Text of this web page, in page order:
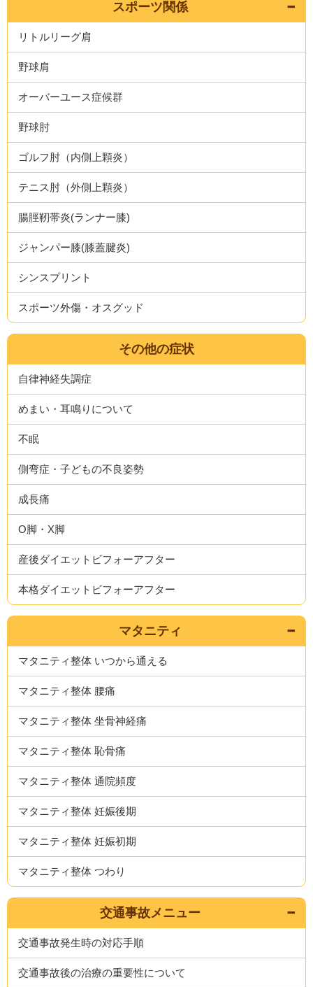
スポーツ関係
リトルリーグ肩
野球肩
オーバーユース症候群
野球肘
ゴルフ肘（内側上顆炎）
テニス肘（外側上顆炎）
腸脛靭帯炎(ランナー膝)
ジャンパー膝(膝蓋腱炎)
シンスプリント
スポーツ外傷・オスグッド
その他の症状
自律神経失調症
めまい・耳鳴りについて
不眠
側弯症・子どもの不良姿勢
成長痛
O脚・X脚
産後ダイエットビフォーアフター
本格ダイエットビフォーアフター
マタニティ
マタニティ整体 いつから通える
マタニティ整体 腰痛
マタニティ整体 坐骨神経痛
マタニティ整体 恥骨痛
マタニティ整体 通院頻度
マタニティ整体 妊娠後期
マタニティ整体 妊娠初期
マタニティ整体 つわり
交通事故メニュー
交通事故発生時の対応手順
交通事故後の治療の重要性について